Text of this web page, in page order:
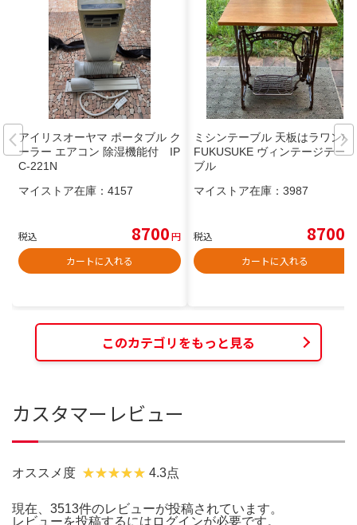
アイリスオーヤマ ポータブル ク
ーラー エアコン 除湿機能付 IP
C-221N
マイストア在庫： 4157
税込 8700円
カートに入れる
ミシンテーブル 天板はラワン材
FUKUSUKE ヴィンテージテー
ブル
マイストア在庫： 3987
税込 8700
カートに入れる
このカテゴリをもっと見る
カスタマーレビュー
オススメ度 4.3点
現在、3513件のレビューが投稿されています。
レビューを投稿するには ログインが必要です。